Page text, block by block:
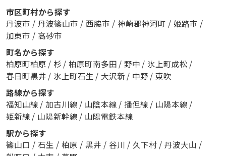
市区町村から探す
丹波市 / 丹波篠山市 / 西脇市 / 神崎郡神河町 / 姫路市 /
加東市 / 高砂市
町名から探す
柏原町柏原 / 杉 / 柏原町南多田 / 野中 / 氷上町成松 /
春日町黒井 / 氷上町石生 / 大沢新 / 中野 / 東吹
路線から探す
福知山線 / 加古川線 / 山陰本線 / 播但線 / 山陽本線 /
姫新線 / 山陽新幹線 / 山陽電鉄本線
駅から探す
篠山口 / 石生 / 柏原 / 黒井 / 谷川 / 久下村 / 丹波大山 /